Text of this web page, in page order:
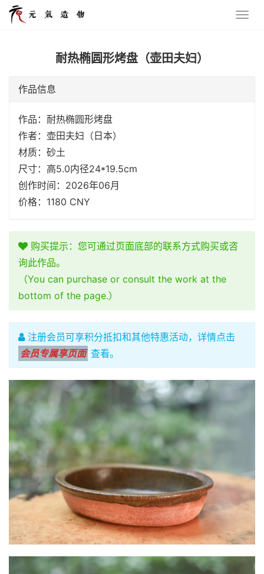
耐热椭圆形烤盘（壶田夫妇）
作品信息
作品：耐热椭圆形烤盘
作者：壶田夫妇（日本）
材质：砂土
尺寸：高5.0内径24*19.5cm
创作时间：2026年06月
价格：1180 CNY
购买提示：您可通过页面底部的联系方式购买或咨
询此作品。
（You can purchase or consult the work at the
bottom of the page.）
注册会员可享积分抵扣和其他特惠活动，详情点击
会员专属享页面 查看。